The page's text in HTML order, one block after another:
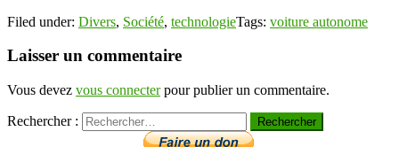
Filed under: Divers, Société, technologieTags: voiture autonome
Laisser un commentaire
Vous devez vous connecterpour publier un commentaire.
Rechercher :